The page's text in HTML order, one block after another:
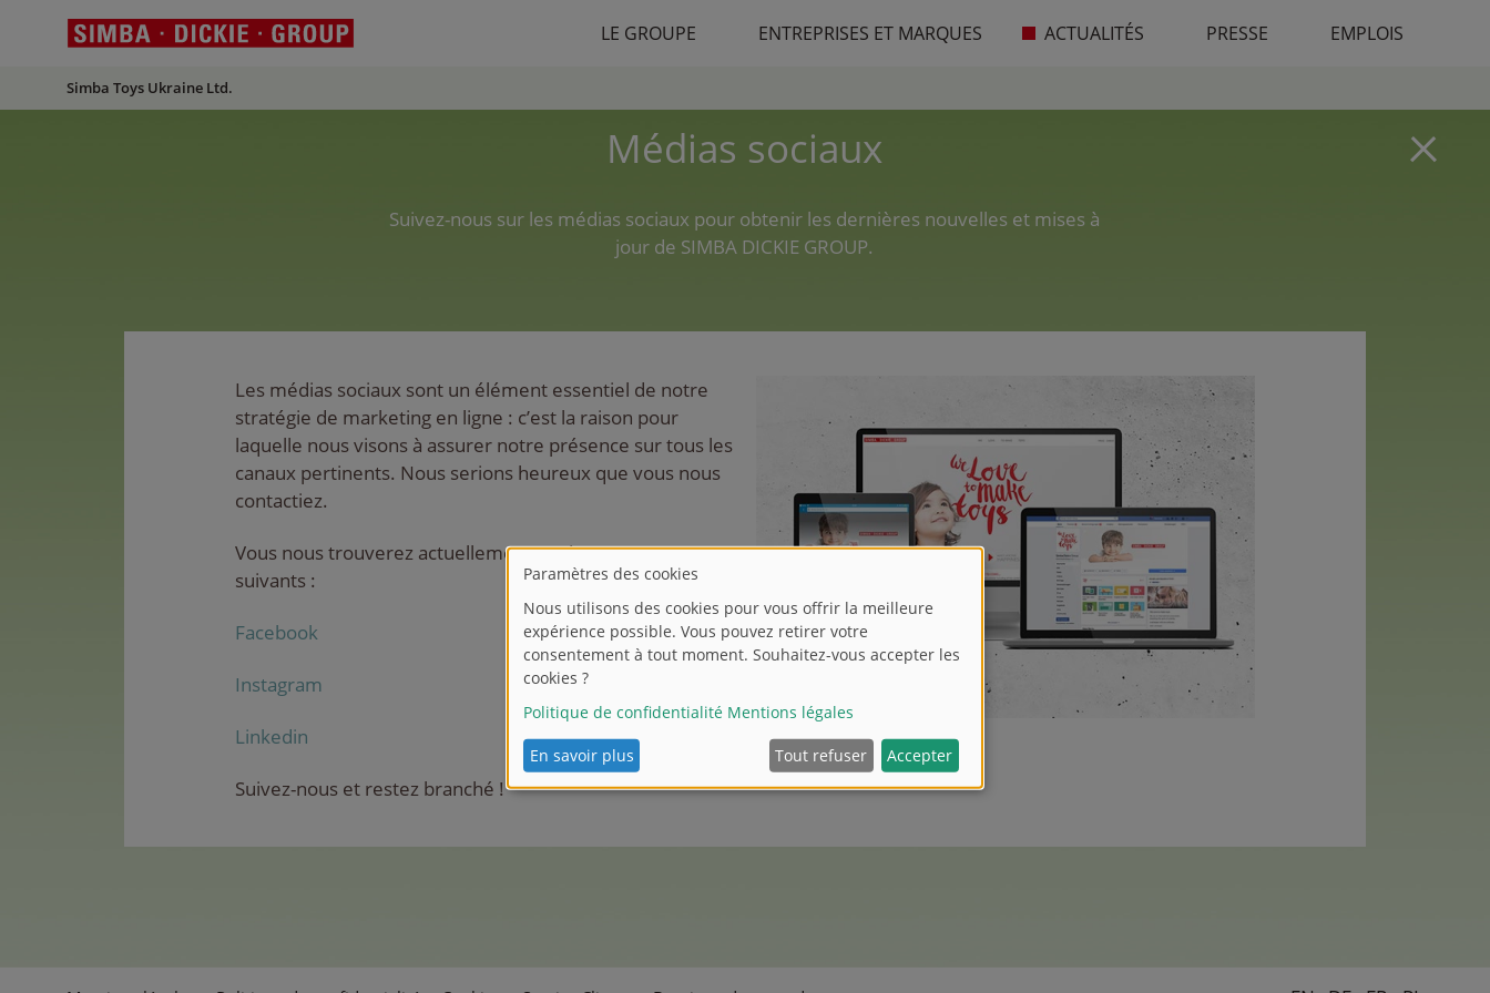
LE GROUPE ENTREPRISES ET MARQUES ACTUALITÉS
Simba Toys Ukraine Ltd.
PRESSE EMPLOIS
Médias sociaux
Suivez-nous sur les médias sociaux pour obtenir les dernières nouvelles et mises à
jour de SIMBA DICKIE GROUP.
Les médias sociaux sont un élément essentiel de notre
stratégie de marketing en ligne : c’est la raison pour
laquelle nous visons à assurer notre présence sur tous les
canaux pertinents. Nous serions heureux que vous nous
contactiez.
Vous nous trouverez actuellement sur les canaux
suivants :
Facebook
Instagram
Linkedin
Suivez-nous et restez branché !